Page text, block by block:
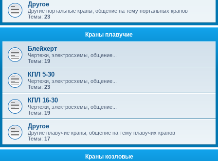
Другое
Другие портальные краны, общение на тему портальных кранов
Темы: 23
Краны плавучие
Блейхерт
Чертежи, электросхемы, общение...
Темы: 19
КПЛ 5-30
Чертежи, электросхемы, общение...
Темы: 23
КПЛ 16-30
Чертежи, электросхемы, общение...
Темы: 19
Другое
Другие плавучие краны, общение на тему плавучих кранов
Темы: 17
Краны козловые